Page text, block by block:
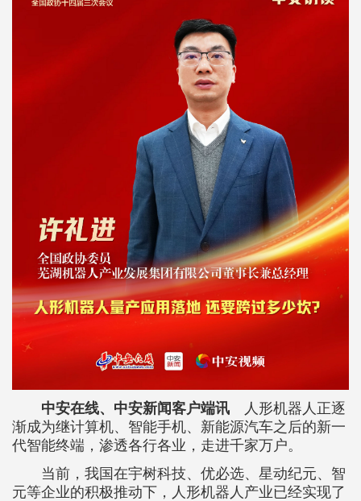
中安在线、中安新闻客户端讯 人形机器人正逐
渐成为继计算机、智能手机、新能源汽车之后的新一
代智能终端，渗透各行各业，走进千家万户。
当前，我国在宇树科技、优必选、星动纪元、智
元等企业的积极推动下，人形机器人产业已经实现了